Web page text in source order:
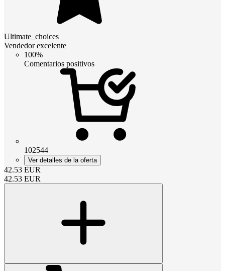
Ultimate_choices
Vendedor excelente
100%
Comentarios positivos
102544
Ver detalles de la oferta
42.53 EUR
42.53 EUR